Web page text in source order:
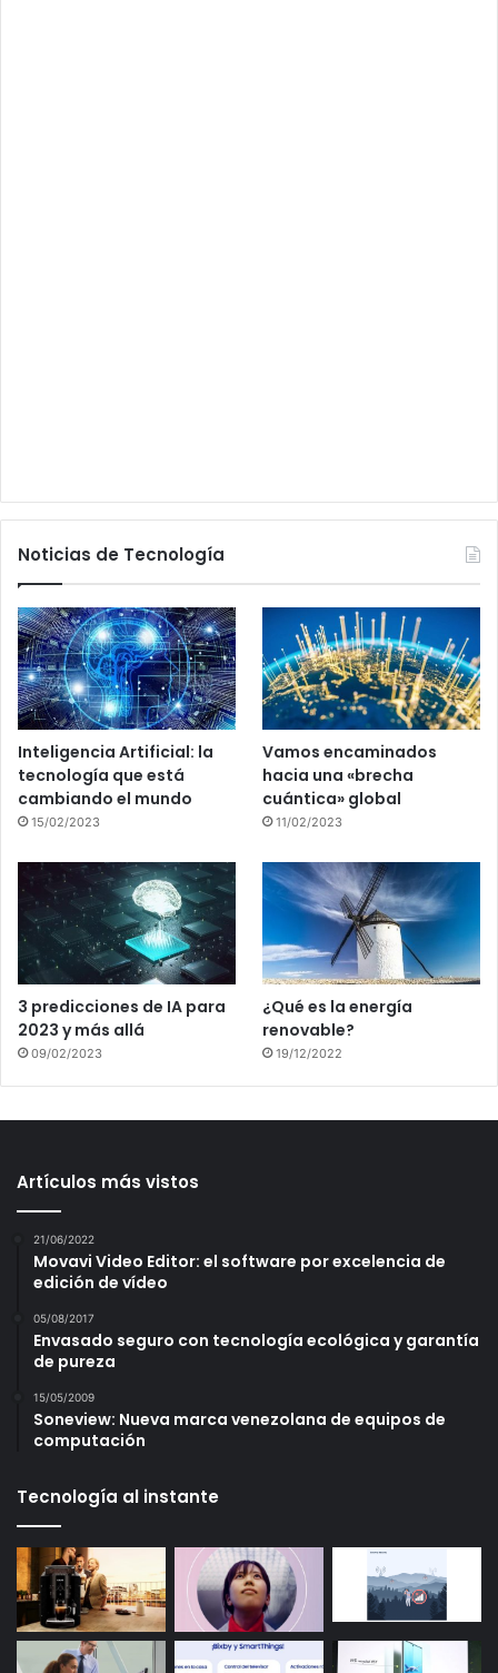
Noticias de Tecnología
Inteligencia Artificial: la
tecnología que está
cambiando el mundo
15/02/2023
Vamos encaminados
hacia una «brecha
cuántica» global
11/02/2023
3 predicciones de IA para
2023 y más allá
09/02/2023
¿Qué es la energía
renovable?
19/12/2022
Artículos más vistos
21/06/2022
Movavi Video Editor: el software por excelencia de
edición de vídeo
05/08/2017
Envasado seguro con tecnología ecológica y garantía
de pureza
15/05/2009
Soneview: Nueva marca venezolana de equipos de
computación
Tecnología al instante